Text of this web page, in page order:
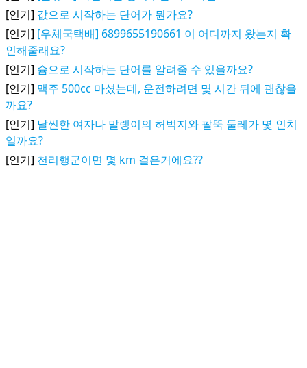
[인기] 값으로 시작하는 단어가 뭔가요?
[인기] [우체국택배] 6899655190661 이 어디까지 왔는지 확
인해줄래요?
[인기] 슘으로 시작하는 단어를 알려줄 수 있을까요?
[인기] 맥주 500cc 마셨는데, 운전하려면 몇 시간 뒤에 괜찮을
까요?
[인기] 날씬한 여자나 말랭이의 허벅지와 팔뚝 둘레가 몇 인치
일까요?
[인기] 천리행군이면 몇 km 걸은거에요??